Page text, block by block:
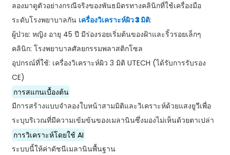
ลองมาดูตัวอย่างกรณีจริงของพันธมิตรทางคลินิกที่ใช้เครื่องมือ
ระดับโรงพยาบาลกัน เครื่องวิเคราะห์ผิว 3 มิติ:
ผู้ป่วย: หญิง อายุ 45 ปี มีร่องรอยเริ่มต้นของฝ้าและริ้วรอยเล็กๆ
คลินิก: โรงพยาบาลศัลยกรรมพลาสติกโซล
อุปกรณ์ที่ใช้: เครื่องวิเคราะห์ผิว 3 มิติ UTECH (ได้รับการรับรอง
CE)
การสแกนเบื้องต้น
มีการสร้างแบบจำลองใบหน้าสามมิติและวิเคราะห์ด้วยแสงยูวีเพื่อ
ระบุบริเวณที่มีความเข้มข้นของเมลานินซึ่งมองไม่เห็นด้วยตาเปล่า
การวิเคราะห์โดยใช้ AI
ระบบนี้ให้ค่าดัชนีเมลานินพื้นฐาน